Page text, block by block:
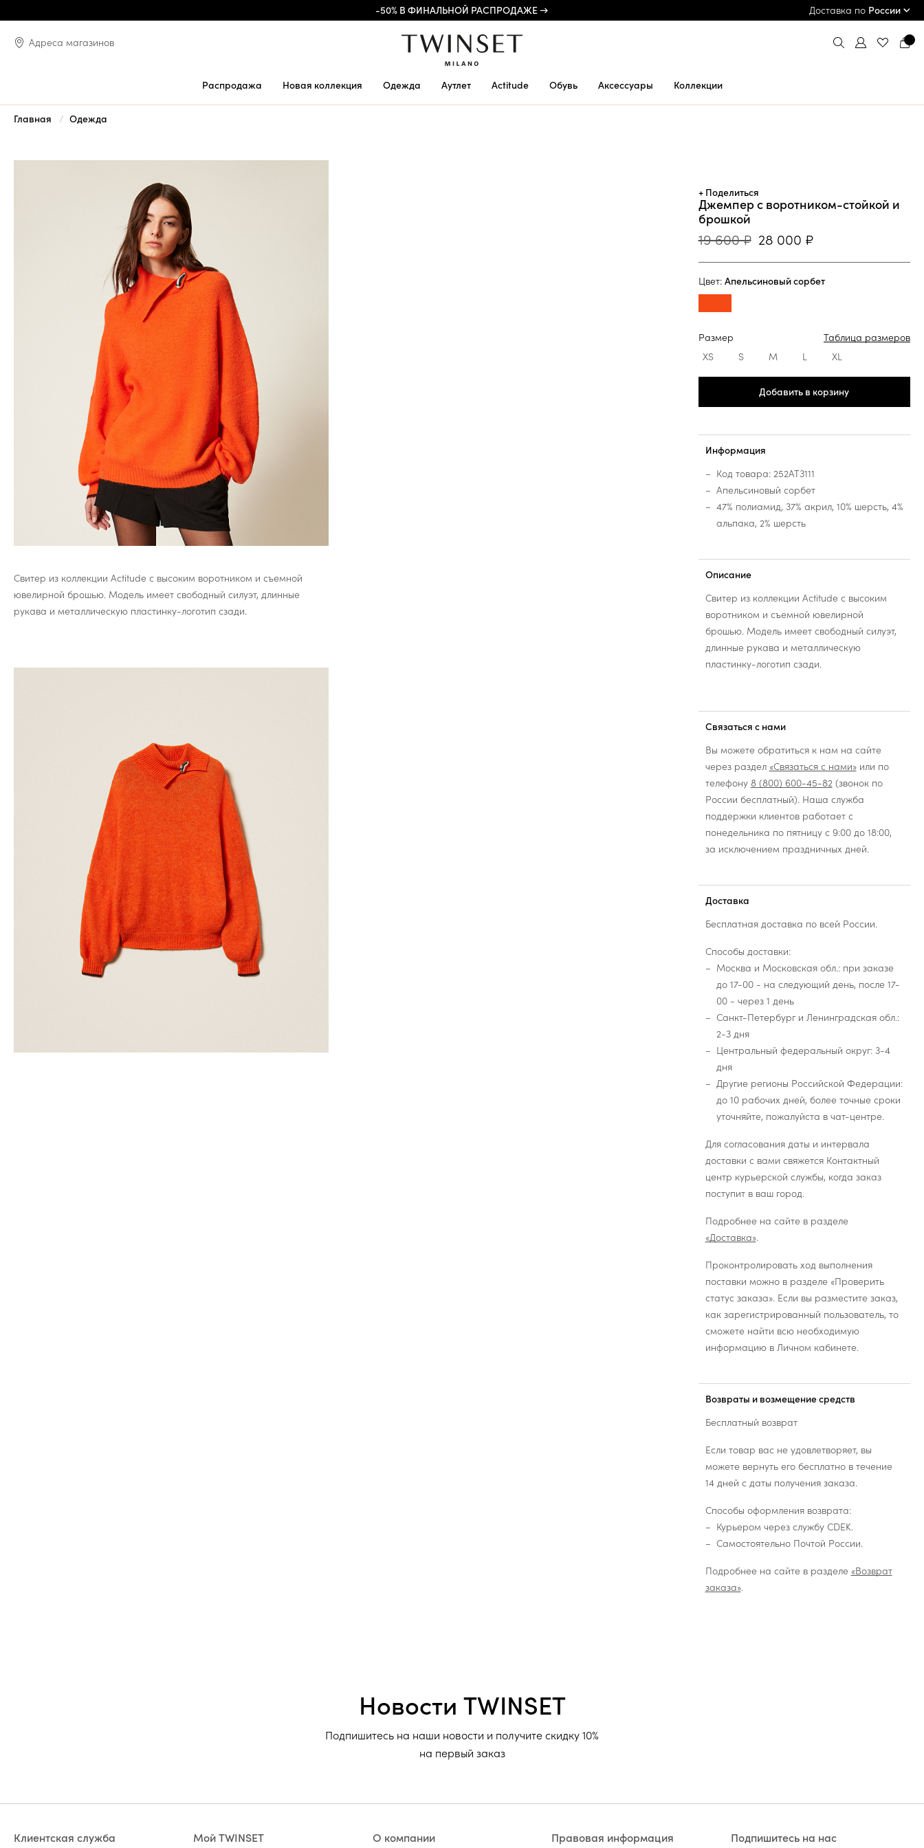
-50% В ФИНАЛЬНОЙ РАСПРОДАЖЕ → ПРИМЕРКА И ОПЛАТА ПРИ ПОЛУЧЕНИИ*
Доставка по России
Адреса магазинов
Распродажа Новая коллекция Одежда Аутлет Actitude Обувь Аксессуары Коллекции
Главная Одежда
Свитер из коллекции Actitude с высоким воротником и съемной
ювелирной брошью. Модель имеет свободный силуэт, длинные
рукава и металлическую пластинку-логотип сзади.
+ Поделиться
Джемпер с воротником-стойкой и
брошкой
19 600 ₽ 28 000 ₽
Цвет: Апельсиновый сорбет
Размер
Таблица размеров
XS
S M L XL
Добавить в корзину
Информация
Код товара: 252AT3111
Апельсиновый сорбет
47% полиамид, 37% акрил, 10% шерсть, 4%
альпака, 2% шерсть
Описание
Свитер из коллекции Actitude с высоким
воротником и съемной ювелирной
брошью. Модель имеет свободный силуэт,
длинные рукава и металлическую
пластинку-логотип сзади.
Связаться с нами
Вы можете обратиться к нам на сайте
через раздел «Связаться с нами»или по
телефону 8 (800) 600-45-82(звонок по
России бесплатный). Наша служба
поддержки клиентов работает с
понедельника по пятницу с 9:00 до 18:00,
за исключением праздничных дней.
Доставка
Бесплатная доставка по всей России.
Способы доставки:
Москва и Московская обл.: при заказе
до 17-00 - на следующий день, после 17-
00 - через 1 день
Санкт-Петербург и Ленинградская обл.:
2-3 дня
Центральный федеральный округ: 3-4
дня
Другие регионы Российской Федерации:
до 10 рабочих дней, более точные сроки
уточняйте, пожалуйста в чат-центре.
Для согласования даты и интервала
доставки с вами свяжется Контактный
центр курьерской службы, когда заказ
поступит в ваш город.
Подробнее на сайте в разделе
«Доставка».
Проконтролировать ход выполнения
поставки можно в разделе «Проверить
статус заказа». Если вы разместите заказ,
как зарегистрированный пользователь, то
сможете найти всю необходимую
информацию в Личном кабинете.
Возвраты и возмещение средств
Бесплатный возврат
Если товар вас не удовлетворяет, вы
можете вернуть его бесплатно в течение
14 дней с даты получения заказа.
Способы оформления возврата:
Курьером через службу CDEK.
Самостоятельно Почтой России.
Подробнее на сайте в разделе «Возврат
заказа».
Новости TWINSET
Подпишитесь на наши новости и получите скидку 10%
на первый заказ
Клиентская служба Мой TWINSET О компании Правовая информация Подпишитесь на нас